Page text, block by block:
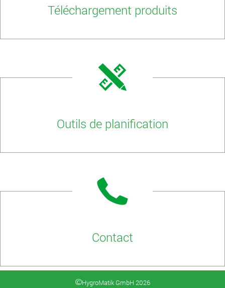
Téléchargement produits
Outils de planification
Contact
HygroMatik GmbH 2026